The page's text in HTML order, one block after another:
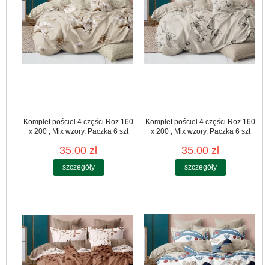
Komplet pościel 4 części Roz 160
x 200 , Mix wzory, Paczka 6 szt
35.00 zł
szczegóły
Komplet pościel 4 części Roz 160
x 200 , Mix wzory, Paczka 6 szt
35.00 zł
szczegóły